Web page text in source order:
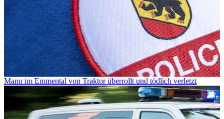
Mann im Emmental von Traktor überrollt und tödlich verletzt